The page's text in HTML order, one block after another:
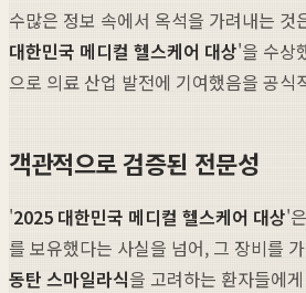
수많은 정보 속에서 옥석을 가려내는
대한민국 메디컬 헬스케어 대상'을 수상
으로 의료 산업 발전에 기여했음을 공
객관적으로 검증된 전문성
'2025 대한민국 메디컬 헬스케어 대상'
를 보유했다는 사실을 넘어, 그 장비를
동탄 스마일라식을 고려하는 환자들에